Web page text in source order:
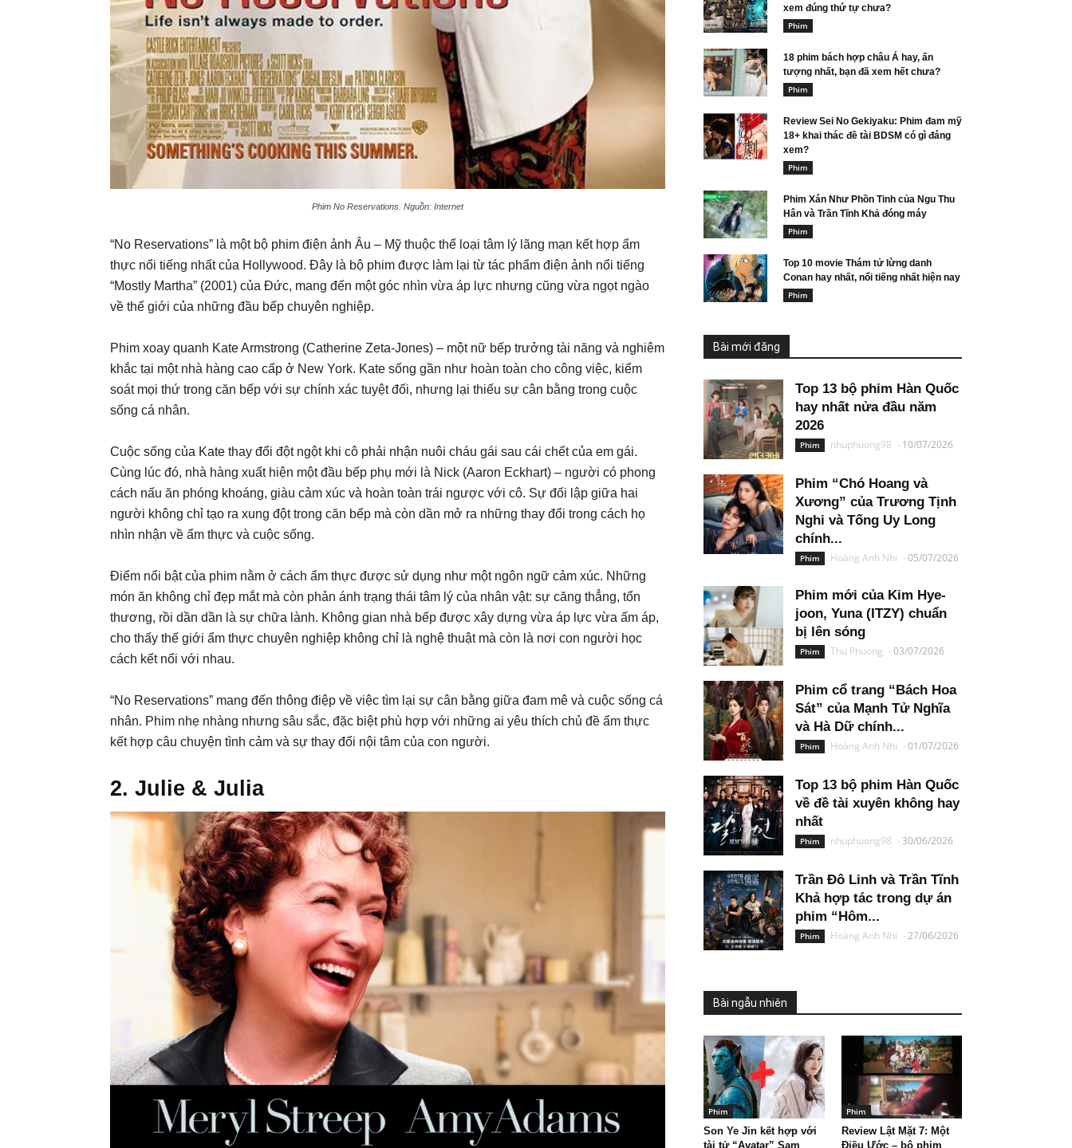
Phim No Reservations. Nguồn: Internet
“No Reservations” là một bộ phim điện ảnh Âu – Mỹ thuộc thể loại tâm lý lãng mạn kết hợp ẩm
thực nổi tiếng nhất của Hollywood. Đây là bộ phim được làm lại từ tác phẩm điện ảnh nổi tiếng
“Mostly Martha” (2001) của Đức, mang đến một góc nhìn vừa áp lực nhưng cũng vừa ngọt ngào
về thế giới của những đầu bếp chuyên nghiệp.
Phim xoay quanh Kate Armstrong (Catherine Zeta-Jones) – một nữ bếp trưởng tài năng và nghiêm
khắc tại một nhà hàng cao cấp ở New York. Kate sống gần như hoàn toàn cho công việc, kiểm
soát mọi thứ trong căn bếp với sự chính xác tuyệt đối, nhưng lại thiếu sự cân bằng trong cuộc
sống cá nhân.
Cuộc sống của Kate thay đổi đột ngột khi cô phải nhận nuôi cháu gái sau cái chết của em gái.
Cùng lúc đó, nhà hàng xuất hiện một đầu bếp phụ mới là Nick (Aaron Eckhart) – người có phong
cách nấu ăn phóng khoáng, giàu cảm xúc và hoàn toàn trái ngược với cô. Sự đối lập giữa hai
người không chỉ tạo ra xung đột trong căn bếp mà còn dần mở ra những thay đổi trong cách họ
nhìn nhận về ẩm thực và cuộc sống.
Điểm nổi bật của phim nằm ở cách ẩm thực được sử dụng như một ngôn ngữ cảm xúc. Những
món ăn không chỉ đẹp mắt mà còn phản ánh trạng thái tâm lý của nhân vật: sự căng thẳng, tổn
thương, rồi dần dần là sự chữa lành. Không gian nhà bếp được xây dựng vừa áp lực vừa ấm áp,
cho thấy thế giới ẩm thực chuyên nghiệp không chỉ là nghệ thuật mà còn là nơi con người học
cách kết nối với nhau.
“No Reservations” mang đến thông điệp về việc tìm lại sự cân bằng giữa đam mê và cuộc sống cá
nhân. Phim nhẹ nhàng nhưng sâu sắc, đặc biệt phù hợp với những ai yêu thích chủ đề ẩm thực
kết hợp câu chuyện tình cảm và sự thay đổi nội tâm của con người.
2. Julie & Julia
xem đúng thứ tự chưa?
Phim
18 phim bách hợp châu Á hay, ấn
tượng nhất, bạn đã xem hết chưa?
Phim
Review Sei No Gekiyaku: Phim đam mỹ
18+ khai thác đề tài BDSM có gì đáng
xem?
Phim
Phim Xán Như Phồn Tinh của Ngu Thu
Hân và Trần Tĩnh Khả đóng máy
Phim
Top 10 movie Thám tử lừng danh
Conan hay nhất, nổi tiếng nhất hiện nay
Phim
Bài mới đăng
Top 13 bộ phim Hàn Quốc
hay nhất nửa đầu năm
2026
Phim nhuphuong98 - 10/07/2026
Phim “Chó Hoang và
Xương” của Trương Tịnh
Nghi và Tống Uy Long
chính...
Phim Hoàng Anh Nhi -05/07/2026
Phim mới của Kim Hye-
joon, Yuna (ITZY) chuẩn
bị lên sóng
Phim Thu Phuong -03/07/2026
Phim cổ trang “Bách Hoa
Sát” của Mạnh Tử Nghĩa
và Hà Dữ chính...
Phim Hoàng Anh Nhi -01/07/2026
Top 13 bộ phim Hàn Quốc
về đề tài xuyên không hay
nhất
Phim nhuphuong98 - 30/06/2026
Trần Đô Linh và Trần Tĩnh
Khả hợp tác trong dự án
phim “Hôm...
Phim Hoàng Anh Nhi -27/06/2026
Bài ngẫu nhiên
Phim
Son Ye Jin kết hợp với
tài tử “Avatar” Sam
Phim
Review Lật Mặt 7: Một
Điều Ước – bộ phim